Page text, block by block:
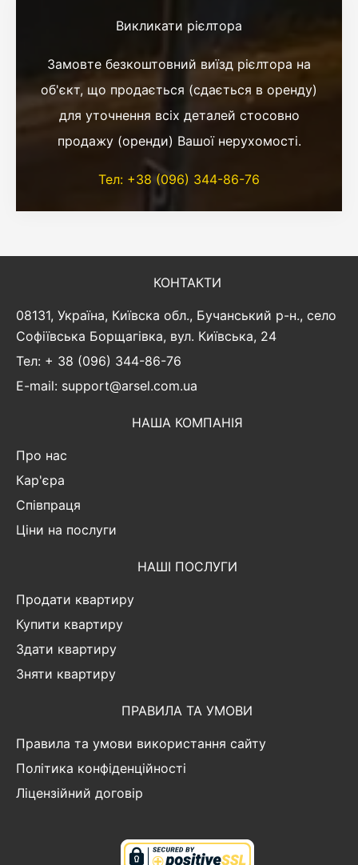
Викликати рієлтора
Замовте безкоштовний виїзд рієлтора на
об'єкт, що продається (сдається в оренду)
для уточнення всіх деталей стосовно
продажу (оренди) Вашої нерухомості.
Тел: +38 (096) 344-86-76
КОНТАКТИ
08131, Україна, Київска обл., Бучанський р-н., село
Софіївська Борщагівка, вул. Київська, 24
Тел: + 38 (096) 344-86-76
E-mail: support@arsel.com.ua
НАША КОМПАНІЯ
Про нас
Кар'єра
Співпраця
Ціни на послуги
НАШІ ПОСЛУГИ
Продати квартиру
Купити квартиру
Здати квартиру
Зняти квартиру
ПРАВИЛА ТА УМОВИ
Правила та умови використання сайту
Політика конфіденційності
Ліцензійний договір